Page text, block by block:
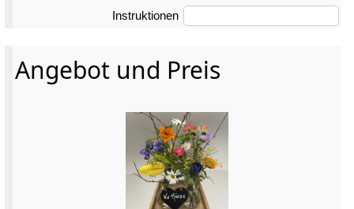
Instruktionen
Angebot und Preis